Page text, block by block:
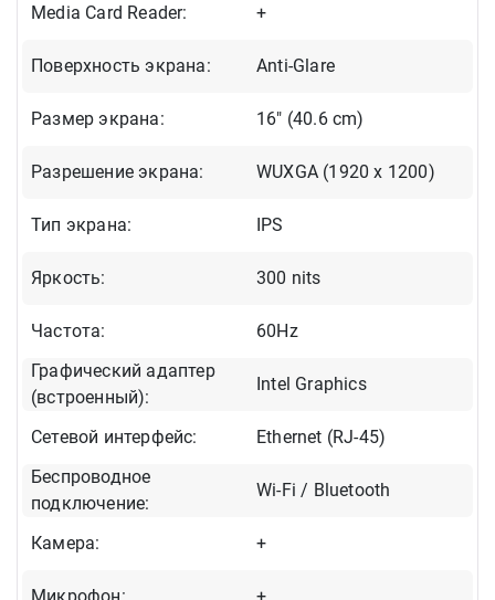
Media Card Reader: +
Поверхность экрана: Anti-Glare
Размер экрана: 16" (40.6 cm)
Разрешение экрана: WUXGA (1920 x 1200)
Тип экрана: IPS
Яркость: 300 nits
Частота:
60Hz
Графический адаптер
(встроенный):
Intel Graphics
Сетевой интерфейс:
Ethernet (RJ-45)
Беспроводное
подключение:
Wi-Fi / Bluetooth
Камера: +
Микрофон: +